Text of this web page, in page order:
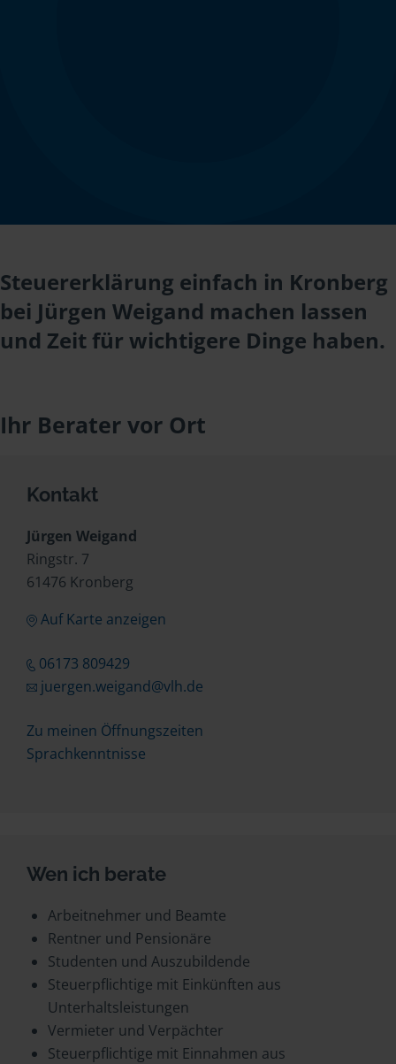
Steuererklärung einfach in Kronberg
bei Jürgen Weigand machen lassen
und Zeit für wichtigere Dinge haben.
Ihr Berater vor Ort
Kontakt
Jürgen Weigand
Ringstr. 7
61476 Kronberg
Auf Karte anzeigen
06173 809429
juergen.weigand@vlh.de
Zu meinen Öffnungszeiten
Sprachkenntnisse
Wen ich berate
Arbeitnehmer und Beamte
Rentner und Pensionäre
Studenten und Auszubildende
Steuerpflichtige mit Einkünften aus
Unterhaltsleistungen
Vermieter und Verpächter
Steuerpflichtige mit Einnahmen aus